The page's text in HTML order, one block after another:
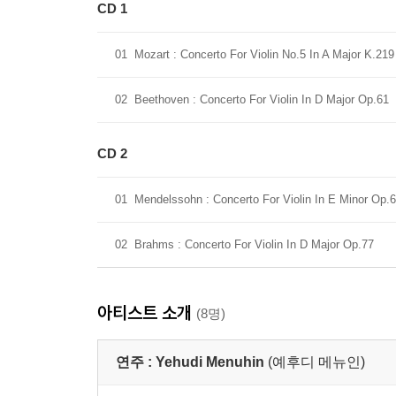
CD 1
01 Mozart : Concerto For Violin No.5 In A Major K.219
02 Beethoven : Concerto For Violin In D Major Op.61
CD 2
01 Mendelssohn : Concerto For Violin In E Minor
02 Brahms : Concerto For Violin In D Major Op.77
아티스트 소개 (8명)
연주 : Yehudi Menuhin (예후디 메뉴인)